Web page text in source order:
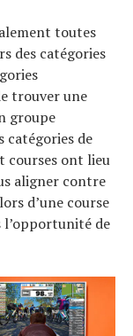
toutes
des catégories
trouver une
groupe
catégories de
courses ont lieu
aligner contre
d’une course
l’opportunité de